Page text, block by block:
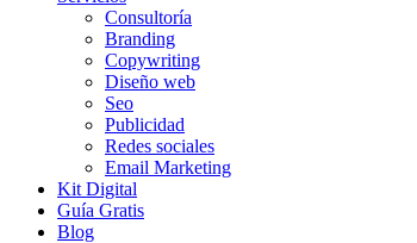
Consultoría
Branding
Copywriting
Diseño web
Seo
Publicidad
Redes sociales
Email Marketing
Kit Digital
Guía Gratis
Blog